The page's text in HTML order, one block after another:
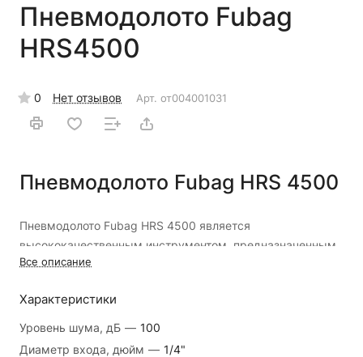
Пневмодолото Fubag
HRS4500
0 Нет отзывов Арт. от004001031
Пневмодолото Fubag HRS 4500
Пневмодолото Fubag HRS 4500 является
высококачественным инструментом, предназначенным
для выполнения сложных работ по демонтажу и
материалов.
Одним из главных преимуществ данного инструмента
Все описание
Характеристики
Уровень шума, дБ — 100
Диаметр входа, дюйм — 1/4"